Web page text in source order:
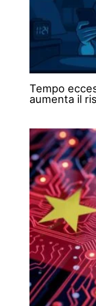
Tempo
aumenta il